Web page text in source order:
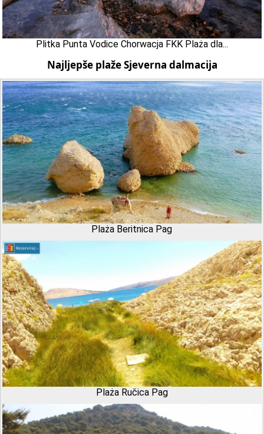
Plitka Punta Vodice Chorwacja FKK Plaża dla...
Najljepše plaže Sjeverna dalmacija
Plaża Beritnica Pag
Plaża Ručica Pag